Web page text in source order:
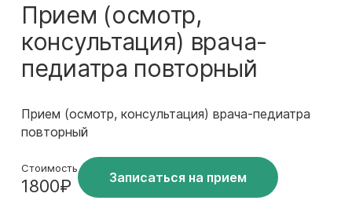
Прием (осмотр,
консультация) врача-
педиатра повторный
Прием (осмотр, консультация) врача-педиатра
повторный
Стоимость
1800₽ Записаться на прием